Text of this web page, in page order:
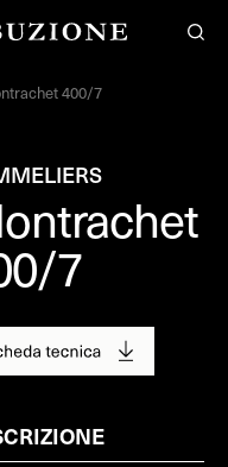
400/7
7